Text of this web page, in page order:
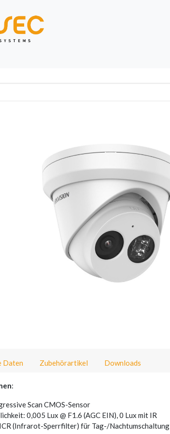
Alarm
Daten Zubehörartikel Downloads
:
Scan CMOS-Sensor
0,005 Lux @ F1.6 (AGC EIN), 0 Lux mit IR
(Infrarot-Sperrfilter) für Tag-/Nachtumschaltung